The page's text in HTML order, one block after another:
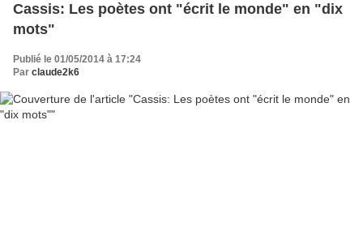
Cassis: Les poètes ont "écrit le monde" en "dix
mots"
Publié le 01/05/2014 à 17:24
Par claude2k6